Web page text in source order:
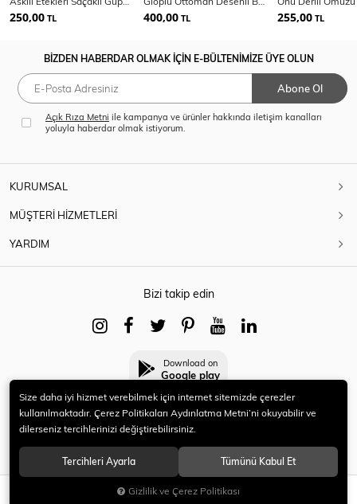
SEPETE EKLE
250,00 TL 400,00 TL 255,00 TL
BİZDEN HABERDAR OLMAK İÇİN E-BÜLTENİMİZE ÜYE OLUN
Abone Ol
Açık Rıza Metni ile kampanya ve ürünler hakkında iletişim kanalları
yoluyla haberdar olmak istiyorum.
KURUMSAL
MÜŞTERİ HİZMETLERİ
YARDIM
Bizi takip edin
Download on
Google play
© 2021 HERYENİ. Tüm hakları saklıdır.
Size daha iyi hizmet verebilmek için internet sitemizde çerezler
kullanılmaktadır. Çerez Politikaları Aydınlatma Metni’ni okuyabilir ve
dilerseniz tercihlerinizi değiştirebilirsiniz.
Tercihleri Ayarla Tümünü Kabul Et
Gizlilik ve Çerez Politikası